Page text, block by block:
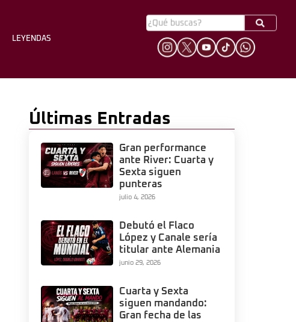
HINCHADA
LEYENDAS
Últimas Entradas
Gran performance
ante River: Cuarta y
Sexta siguen
punteras
julio 4, 2026
Debutó el Flaco
López y Canale sería
titular ante Alemania
junio 29, 2026
Cuarta y Sexta
siguen mandando:
Gran fecha de las